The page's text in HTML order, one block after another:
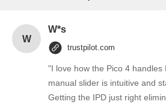
W
W*s
trustpilot.com
"I love how the Pico 4 handles
manual slider is intuitive and
Getting the IPD just right